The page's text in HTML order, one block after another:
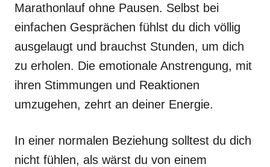
Marathonlauf ohne Pausen. Selbst bei
einfachen Gesprächen fühlst du dich völlig
ausgelaugt und brauchst Stunden, um dich
zu erholen. Die emotionale Anstrengung, mit
ihren Stimmungen und Reaktionen
umzugehen, zehrt an deiner Energie.
In einer normalen Beziehung solltest du dich
nicht fühlen, als wärst du von einem